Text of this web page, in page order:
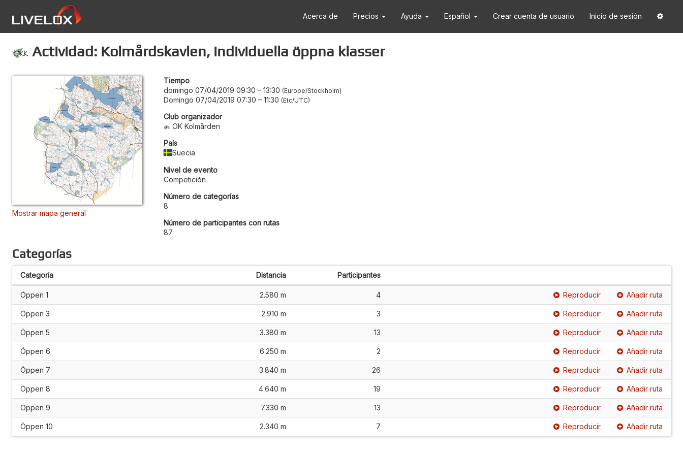
Acerca de Precios Ayuda Español Crear cuenta de usuario Inicio de sesión
Actividad: Kolmårdskavlen, individuella öppna klasser
Mostrar mapa general
Tiempo
domingo 07/04/2019 09:30 – 13:30 Europe/Stockholm
Domingo 07/04/2019 07:30 – 11:30 Etc/UTC
Club organizador
OK Kolmården
País
Suecia
Nivel de evento
Competición
Número de categorías
8
Número de participantes con rutas
87
Categorías
Categoría Distancia Participantes
Öppen 1 2.580 m 4 Reproducir Añadir ruta
Öppen 3 2.910 m 3 Reproducir Añadir ruta
Öppen 5 3.380 m 13 Reproducir Añadir ruta
Öppen 6 6.250 m 2 Reproducir Añadir ruta
Öppen 7 3.840 m 26 Reproducir Añadir ruta
Öppen 8 4.640 m 19 Reproducir Añadir ruta
Öppen 9 7.330 m 13 Reproducir Añadir ruta
Öppen 10 2.340 m 7 Reproducir Añadir ruta